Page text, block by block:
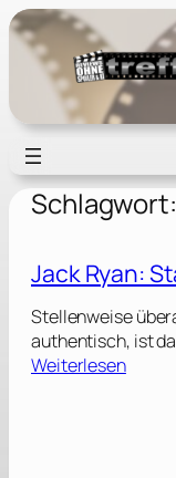
Zum
Inhalt
springen
Schlagwort:
Jack Ryan:
Stellenweise
authentisch, ist
Weiterlesen: